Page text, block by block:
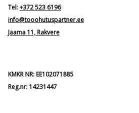
Tel:+372 523 6196
info@tooohutuspartner.ee
Jaama 11, Rakvere
KMKR NR: EE102071885
Reg.nr: 14231447